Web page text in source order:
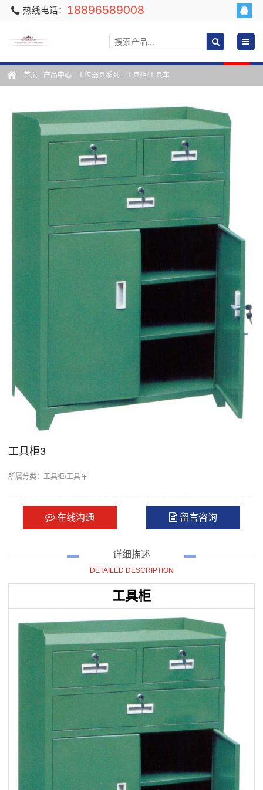
热线电话： 18896589008
首页 - 产品中心 - 工位器具系列 - 工具柜/工具车
工具柜3
所属分类： 工具柜/工具车
在线沟通 留言咨询
详细描述
DETAILED DESCRIPTION
工具柜